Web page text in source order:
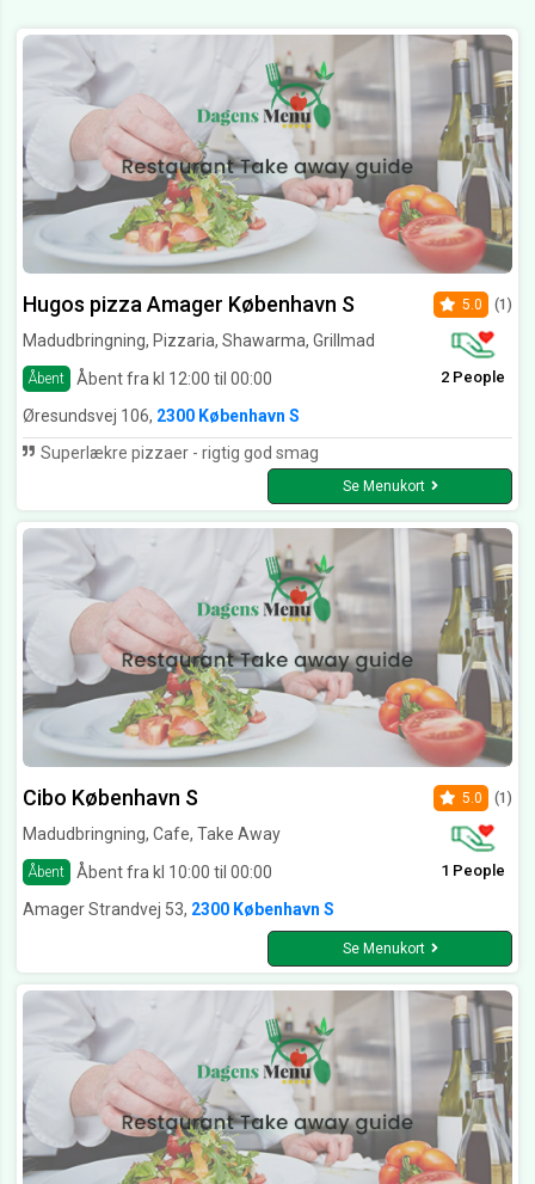
Hugos pizza Amager København S
Madudbringning, Pizzaria, Shawarma, Grillmad
Åbent Åbent fra kl 12:00 til 00:00
5.0 (1)
2 People
Øresundsvej 106, 2300 København S
Superlækre pizzaer - rigtig god smag
Se Menukort
Cibo København S
Madudbringning, Cafe, Take Away
Åbent Åbent fra kl 10:00 til 00:00
5.0 (1)
1 People
Amager Strandvej 53, 2300 København S
Se Menukort